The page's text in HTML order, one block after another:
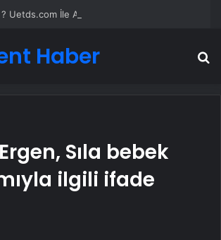
Haber
Sıla bebek
ilgili ifade